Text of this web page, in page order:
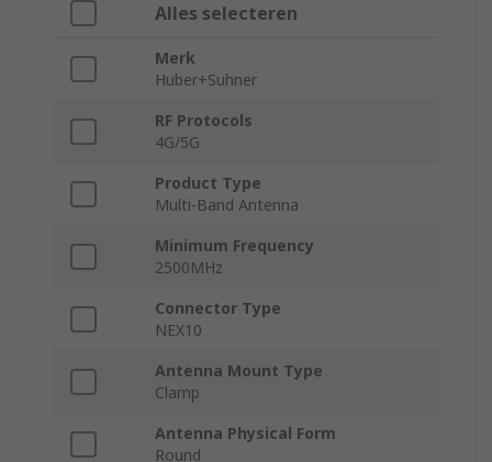
Alles selecteren
Merk
Huber+Suhner
RF Protocols
4G/5G
Product Type
Multi-Band Antenna
Minimum Frequency
2500MHz
Connector Type
NEX10
Antenna Mount Type
Clamp
Antenna Physical Form
Round